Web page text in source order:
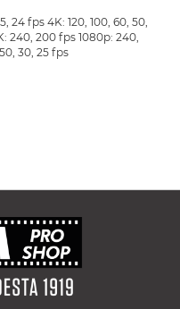
24 fps 4K: 120, 100, 60, 50,
240, 200 fps 1080p: 240,
30, 25 fps